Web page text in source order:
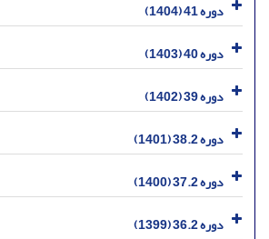
دوره 41 (1404)
دوره 40 (1403)
دوره 39 (1402)
دوره 38.2 (1401)
دوره 37.2 (1400)
دوره 36.2 (1399)